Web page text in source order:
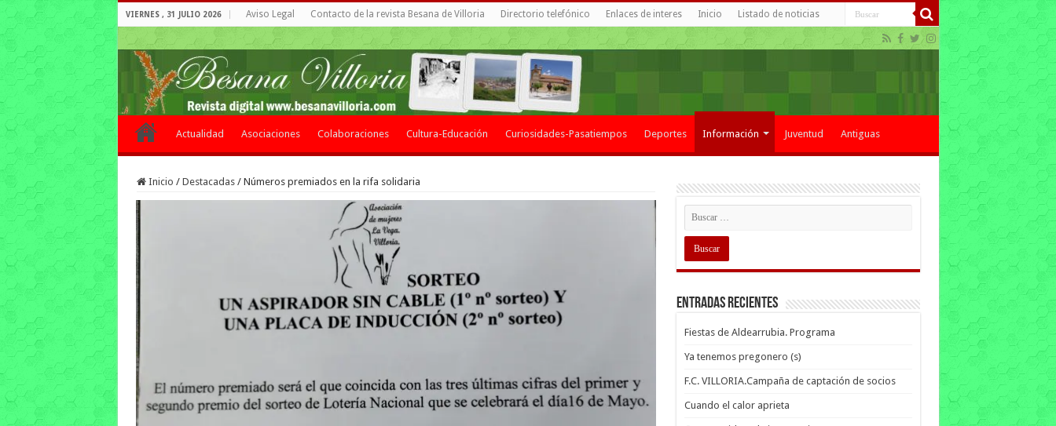
VIERNES , 31 JULIO 2026 Aviso Legal Contacto de la revista Besana de Villoria Directorio telefónico Enlaces de interes Inicio Listado de noticias
Actualidad Asociaciones Colaboraciones Cultura-Educación Curiosidades-Pasatiempos Deportes Información Juventud Antiguas
Inicio / Destacadas / Números premiados en la rifa solidaria
Entradas recientes
Fiestas de Aldearrubia. Programa
Ya tenemos pregonero (s)
F.C. VILLORIA.Campaña de captación de socios
Cuando el calor aprieta